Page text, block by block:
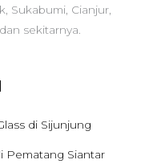
Sukabumi, Cianjur,
sekitarnya.
di Sijunjung
Pematang Siantar